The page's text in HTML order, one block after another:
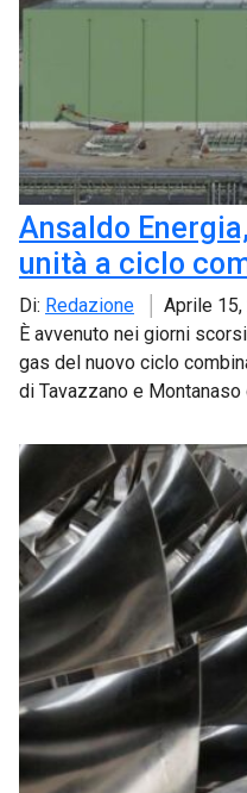
Ansaldo
unità a ciclo
Di: Redazione Aprile
È avvenuto nei giorni
gas del nuovo ciclo
di Tavazzano e Montanaso